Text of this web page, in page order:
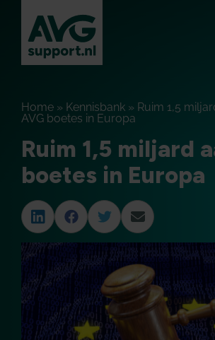
Home » Kennisbank » Ruim 1,5
AVG boetes in Europa
Ruim 1,5 miljard
boetes in Europa